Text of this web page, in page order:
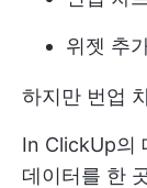
위젯 추
하지만 번업
In ClickUp의
데이터를 한